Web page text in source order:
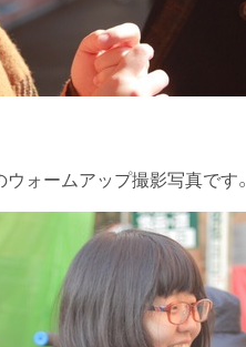
ォームアップ撮影写真です。